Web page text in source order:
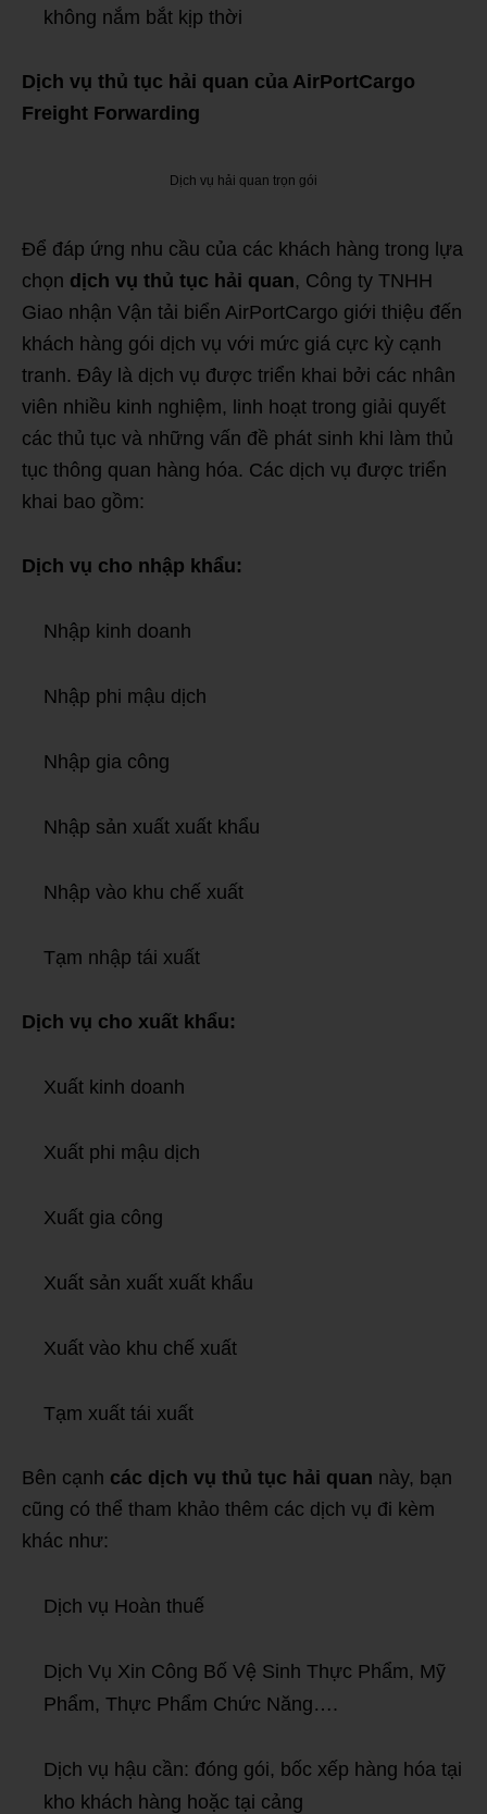
không nắm bắt kịp thời
Dịch vụ thủ tục hải quan của AirPortCargo
Freight Forwarding
Dịch vụ hải quan trọn gói
Để đáp ứng nhu cầu của các khách hàng trong lựa
chọn dịch vụ thủ tục hải quan, Công ty TNHH
Giao nhận Vận tải biển AirPortCargo giới thiệu đến
khách hàng gói dịch vụ với mức giá cực kỳ cạnh
tranh. Đây là dịch vụ được triển khai bởi các nhân
viên nhiều kinh nghiệm, linh hoạt trong giải quyết
các thủ tục và những vấn đề phát sinh khi làm thủ
tục thông quan hàng hóa. Các dịch vụ được triển
khai bao gồm:
Dịch vụ cho nhập khẩu:
Nhập kinh doanh
Nhập phi mậu dịch
Nhập gia công
Nhập sản xuất xuất khẩu
Nhập vào khu chế xuất
Tạm nhập tái xuất
Dịch vụ cho xuất khẩu:
Xuất kinh doanh
Xuất phi mậu dịch
Xuất gia công
Xuất sản xuất xuất khẩu
Xuất vào khu chế xuất
Tạm xuất tái xuất
Bên cạnh các dịch vụ thủ tục hải quan này, bạn
cũng có thể tham khảo thêm các dịch vụ đi kèm
khác như:
Dịch vụ Hoàn thuế
Dịch Vụ Xin Công Bố Vệ Sinh Thực Phẩm, Mỹ
Phẩm, Thực Phẩm Chức Năng….
Dịch vụ hậu cần: đóng gói, bốc xếp hàng hóa tại
kho khách hàng hoặc tại cảng